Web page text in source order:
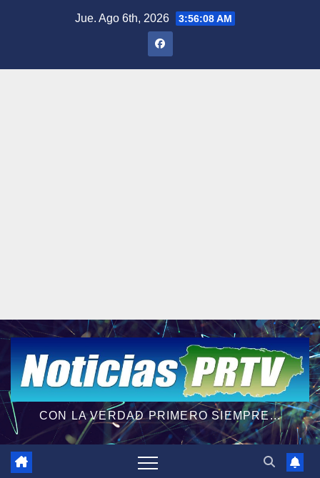
Jue. Ago 6th, 2026 3:56:10 AM
CON LA VERDAD PRIMERO SIEMPRE...